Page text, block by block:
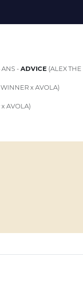
- ADVICE (ALEX THE
x AVOLA)
AVOLA)